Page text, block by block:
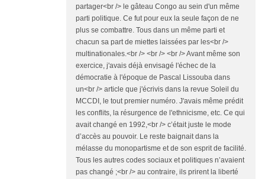
partager<br /> le gâteau Congo au sein d'un même
parti politique. Ce fut pour eux la seule façon de ne
plus se combattre. Tous dans un même parti et
chacun sa part de miettes laissées par les<br />
multinationales.<br /> <br /> <br /> Avant même son
exercice, j'avais déjà envisagé l'échec de la
démocratie à l'époque de Pascal Lissouba dans
un<br /> article que j'écrivis dans la revue Soleil du
MCCDI, le tout premier numéro. J'avais même prédit
les conflits, la résurgence de l'ethnicisme, etc. Ce qui
avait changé en 1992,<br /> c’était juste le mode
d’accès au pouvoir. Le reste baignait dans la
mélasse du monopartisme et de son esprit de facilité.
Tous les autres codes sociaux et politiques n’avaient
pas changé ;<br /> au contraire, ils prirent la liberté